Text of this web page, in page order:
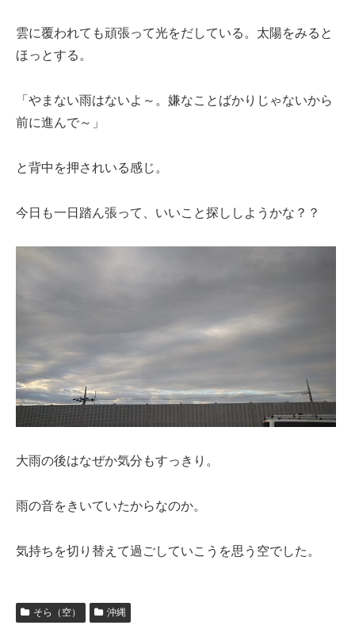
雲に覆われても頑張って光をだしている。太陽をみると
ほっとする。
「やまない雨はないよ～。嫌なことばかりじゃないから
前に進んで～」
と背中を押されいる感じ。
今日も一日踏ん張って、いいこと探ししようかな？？
大雨の後はなぜか気分もすっきり。
雨の音をきいていたからなのか。
気持ちを切り替えて過ごしていこうを思う空でした。
そら（空） 沖縄